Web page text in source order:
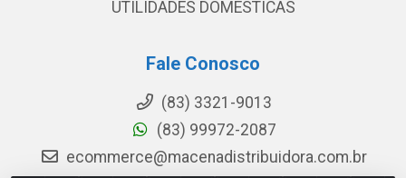
UTILIDADES DOMÉSTICAS
Fale Conosco
(83) 3321-9013
(83) 99972-2087
ecommerce@macenadistribuidora.com.br